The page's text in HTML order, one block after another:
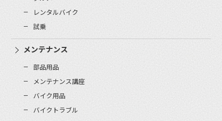
レンタルバイク
試乗
メンテナンス
部品用品
メンテナンス講座
バイク用品
バイクトラブル